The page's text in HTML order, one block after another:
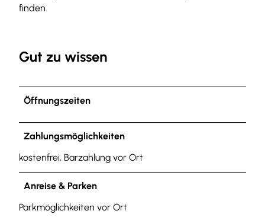
finden.
Gut zu wissen
Öffnungszeiten
Zahlungsmöglichkeiten
kostenfrei, Barzahlung vor Ort
Anreise & Parken
Parkmöglichkeiten vor Ort